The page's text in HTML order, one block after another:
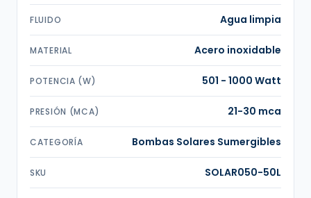
FLUIDO Agua limpia
MATERIAL Acero inoxidable
POTENCIA (W) 501 - 1000 Watt
PRESIÓN (MCA) 21-30 mca
CATEGORÍA Bombas Solares Sumergibles
SKU SOLAR050-50L